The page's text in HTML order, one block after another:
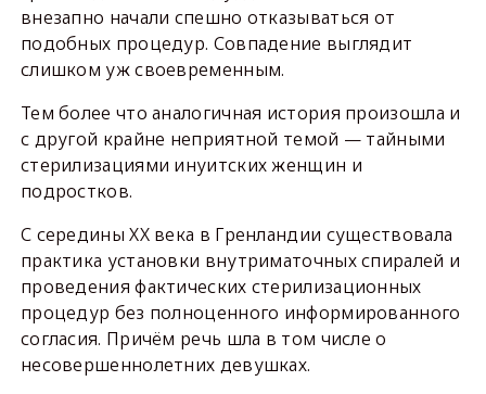
внезапно начали спешно отказываться от
подобных процедур. Совпадение выглядит
слишком уж своевременным.
Тем более что аналогичная история произошла и
с другой крайне неприятной темой — тайными
стерилизациями инуитских женщин и
подростков.
С середины XX века в Гренландии существовала
практика установки внутриматочных спиралей и
проведения фактических стерилизационных
процедур без полноценного информированного
согласия. Причём речь шла в том числе о
несовершеннолетних девушках.